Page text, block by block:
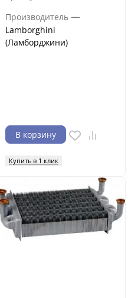
Производитель —
Lamborghini
(Ламборджини)
В корзину
Купить в 1 клик